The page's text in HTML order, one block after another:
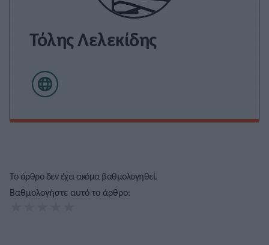
Τόλης Λελεκίδης
Το άρθρο δεν έχει ακόμα βαθμολογηθεί.
Βαθμολογήστε αυτό το άρθρο: